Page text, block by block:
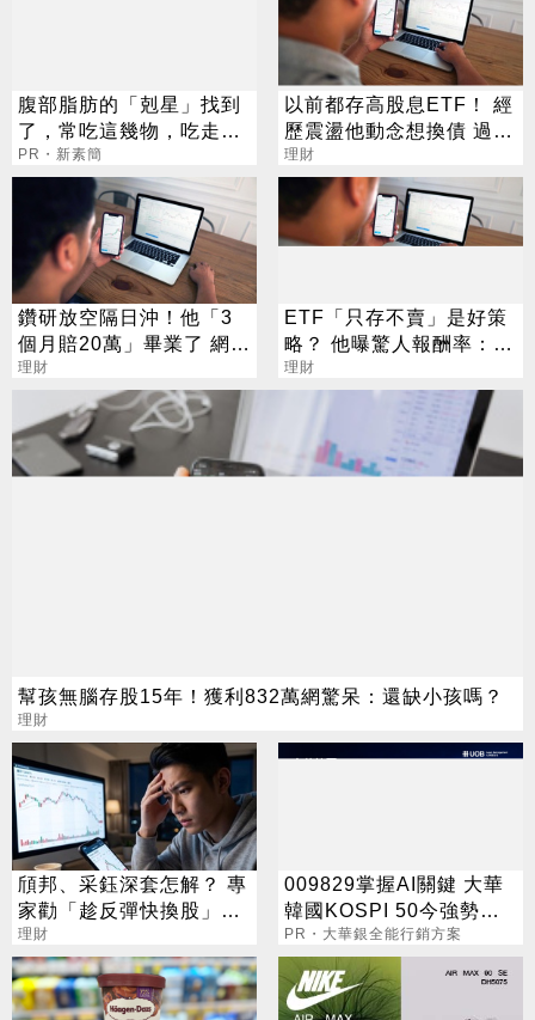
腹部脂肪的「剋星」找到
了，常吃這幾物，吃走大
肚囊，瘦出小蠻腰
PR・新素簡
以前都存高股息ETF！ 經
歷震盪他動念想換債 過來
人說話了
理財
鑽研放空隔日沖！他「3
個月賠20萬」畢業了 網
笑：真天才
理財
ETF「只存不賣」是好策
略？ 他曝驚人報酬率：不
用猜高低
理財
幫孩無腦存股15年！獲利832萬網驚呆：還缺小孩嗎？
理財
頎邦、采鈺深套怎解？ 專
家勸「趁反彈快換股」2
長線黑馬曝光
理財
009829掌握AI關鍵 大華
韓國KOSPI 50今強勢開
募
PR・大華銀全能行銷方案